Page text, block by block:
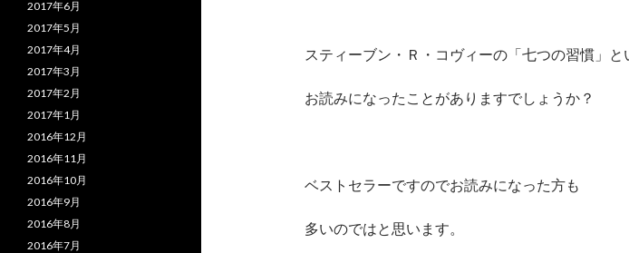
スティーブン・Ｒ・コヴィーの「七つの習慣」と
お読みになったことがありますでしょうか？
ベストセラーですのでお読みになった方も
多いのではと思います。
2017年6月
2017年5月
2017年4月
2017年3月
2017年2月
2017年1月
2016年12月
2016年11月
2016年10月
2016年9月
2016年8月
2016年7月